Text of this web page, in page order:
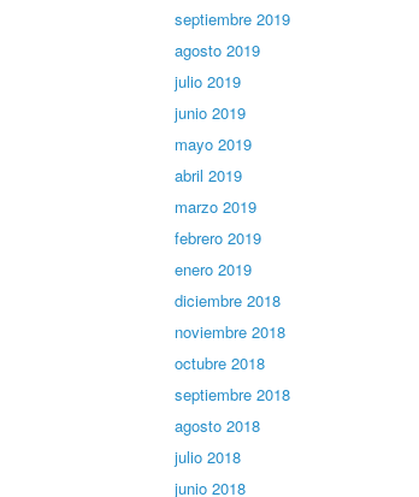
septiembre 2019
agosto 2019
julio 2019
junio 2019
mayo 2019
abril 2019
marzo 2019
febrero 2019
enero 2019
diciembre 2018
noviembre 2018
octubre 2018
septiembre 2018
agosto 2018
julio 2018
junio 2018